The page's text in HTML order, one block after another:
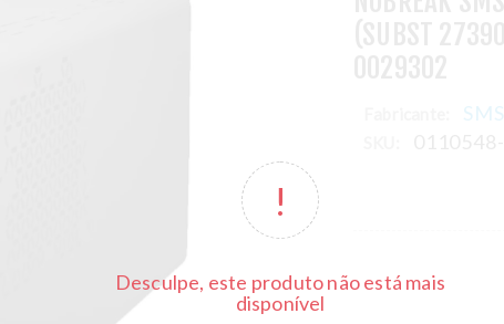
Desculpe, este produto não está mais
disponível
SMS